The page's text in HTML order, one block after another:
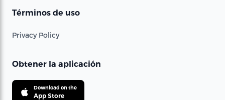
Términos de uso
Privacy Policy
Obtener la aplicación
Download on the
App Store